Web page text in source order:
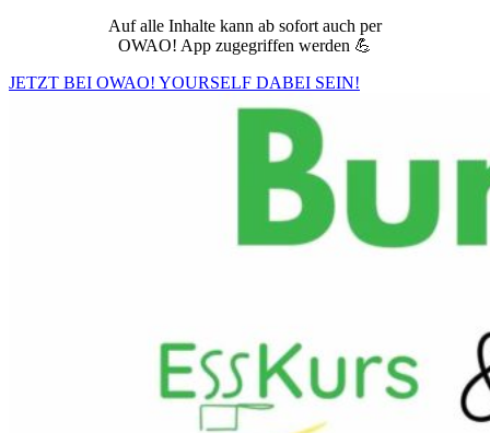
Auf alle Inhalte kann ab sofort auch per
OWAO! App zugegriffen werden 💪
JETZT BEI OWAO! YOURSELF DABEI SEIN!